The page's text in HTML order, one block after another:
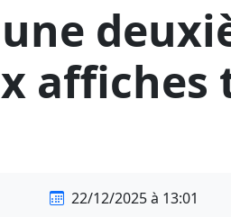
une
affiches
22/12/2025 à 13:01